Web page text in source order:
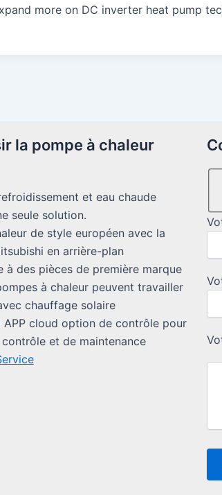
more on DC inverter heat pump
la pompe à chaleur
et eau chaude
seule solution.
de style européen avec la
en arrière-plan
à des pièces de première marque
à chaleur peuvent travailler
chauffage solaire
APP cloud option de contrôle pour
et de maintenance